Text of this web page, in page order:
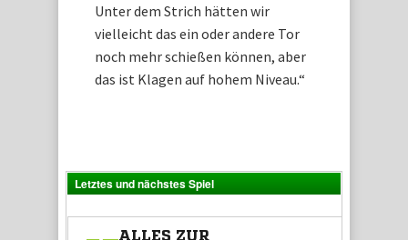
Unter dem Strich hätten wir
vielleicht das ein oder andere Tor
noch mehr schießen können, aber
das ist Klagen auf hohem Niveau.“
Letztes und nächstes Spiel